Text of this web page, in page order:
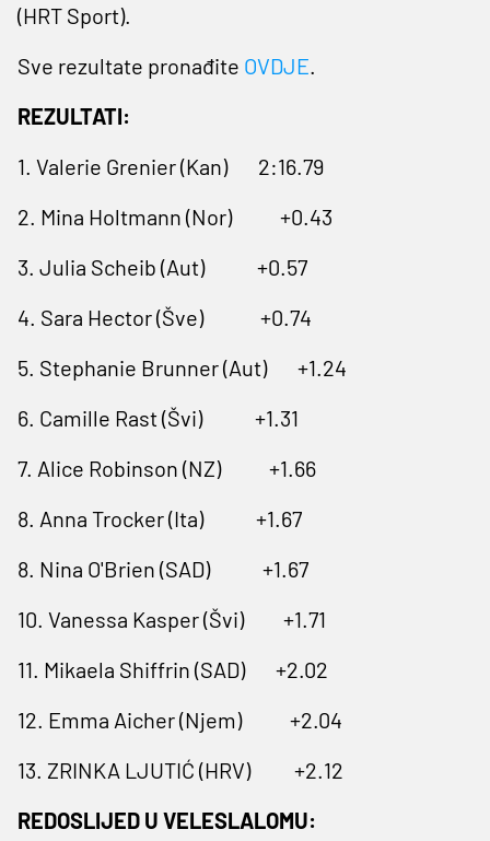
(HRT Sport).
Sve rezultate pronađite OVDJE.
REZULTATI:
1. Valerie Grenier (Kan) 2:16.79
2. Mina Holtmann (Nor) +0.43
3. Julia Scheib (Aut) +0.57
4. Sara Hector (Šve) +0.74
5. Stephanie Brunner (Aut) +1.24
6. Camille Rast (Švi) +1.31
7. Alice Robinson (NZ) +1.66
8. Anna Trocker (Ita) +1.67
8. Nina O'Brien (SAD) +1.67
10. Vanessa Kasper (Švi) +1.71
11. Mikaela Shiffrin (SAD) +2.02
12. Emma Aicher (Njem) +2.04
13. ZRINKA LJUTIĆ (HRV) +2.12
REDOSLIJED U VELESLALOMU: